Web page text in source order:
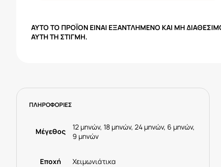
ΑΥΤΌ ΤΟ ΠΡΟΪΌΝ ΕΊΝΑΙ ΕΞΑΝΤΛΗΜΈΝΟ ΚΑΙ ΜΗ
ΑΥΤΉ ΤΗ ΣΤΙΓΜΉ.
ΠΛΗΡΟΦΟΡΙΕΣ
Μέγεθος
12 μηνών, 18 μηνών, 24 μηνών, 6 μηνών,
9 μηνών
Εποχή Χειμωνιάτικα